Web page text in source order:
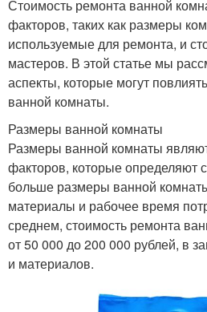
Стоимость ремонта ванной
факторов, таких как размеры
используемые для ремонта, и
мастеров. В этой статье мы
аспекты, которые могут
ванной комнаты.
Размеры ванной комнаты
Размеры ванной комнаты
факторов, которые определяют
больше размеры ванной
материалы и рабочее время
среднем, стоимость ремонта
от 50 000 до 200 000 рублей, в
и материалов.